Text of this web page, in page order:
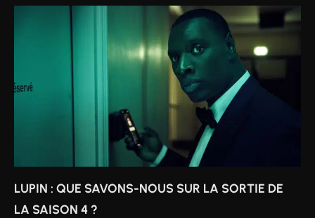
LUPIN : QUE SAVONS-NOUS SUR LA SORTIE DE
LA SAISON 4 ?